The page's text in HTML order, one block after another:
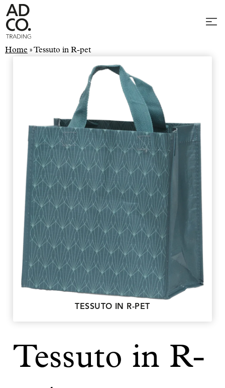
Home »Tessuto in R-pet
Tessuto in R-
TESSUTO IN R-PET